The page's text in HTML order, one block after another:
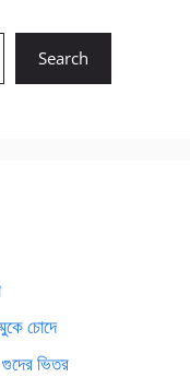
Search
চোদে
ভিতর